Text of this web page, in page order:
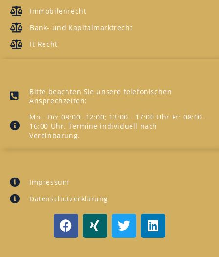
Immobilenrecht
Bank- und Kapitalmarktrecht
It-Recht
Bitte beachten Sie unsere telefonischen
Ansprechzeiten:
Mo - Do: 08:00 -12:00; 13:00 - 17:00 Uhr Fr: 08:00 -
16:00 Uhr. Termine individuell nach
Vereinbarung.
Impressum
Datenschutzerklärung